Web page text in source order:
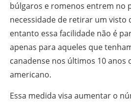
búlgaros e romenos entrem no
necessidade de retirar um visto
entanto essa facilidade não é
apenas para aqueles que
canadense nos últimos 10 anos
americano.
Essa medida visa aumentar o